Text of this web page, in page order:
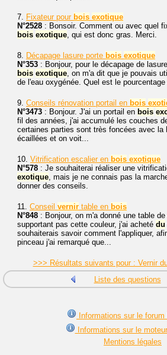
7. Fixateur pour bois exotique
N°2528 : Bonsoir. Comment ou avec quel
bois exotique, qui est donc gras. Merci.
8. Décapage lasure porte bois exotique
N°353 : Bonjour, pour le décapage de
bois exotique, on m'a dit que je pouvais
de l'eau oxygénée. Quel est le
9. Conseils rénovation portail en bois
N°3473 : Bonjour. J'ai un portail en bois
fil des années, j'ai accumulé les couches
certaines parties sont très foncées avec la
écaillées et on voit...
10. Vitrification escalier en bois exotique
N°578 : Je souhaiterai réaliser une
exotique, mais je ne connais pas la
donner des conseils.
11. Conseil vernir table en bois
N°848 : Bonjour, on m'a donné une table
supportant pas cette couleur, j'ai acheté du
souhaiterais savoir comment l'appliquer,
pinceau j'ai remarqué que...
>>> Résultats suivants pour : Vernir
Liste des questions
Informations sur le forum
Informations sur le
Mentions légales